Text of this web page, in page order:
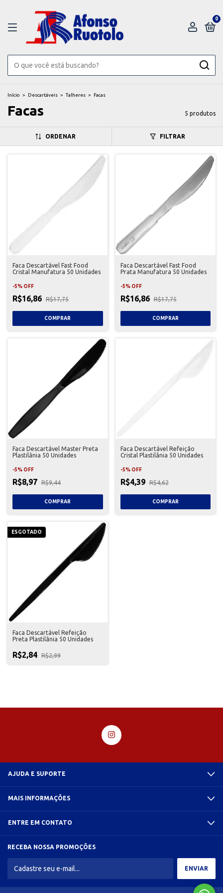
0
Início > Descartáveis > Talheres > Facas
Facas 5 produtos
ORDENAR FILTRAR
Faca Descartável Fast Food
Cristal Manufatura 50 Unidades
-5% OFF
R$16,86 R$17,75
Faca Descartável Fast Food
Prata Manufatura 50 Unidades
-5% OFF
R$16,86 R$17,75
Faca Descartável Master Preta
Plastilânia 50 Unidades
-5% OFF
R$8,97 R$9,44
Faca Descartável Refeição
Cristal Plastilânia 50 Unidades
-5% OFF
R$4,39 R$4,62
ESGOTADO
Faca Descartável Refeição
Preta Plastilânia 50 Unidades
R$2,84 R$2,99
AJUDA E SUPORTE
MAIS INFORMAÇÕES
ENTRE EM CONTATO
RECEBA NOSSA PROMOÇÕES